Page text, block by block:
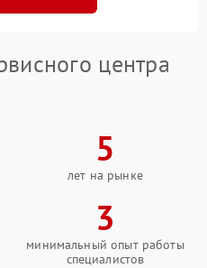
центра
5
лет на рынке
3
минимальный опыт работы
специалистов